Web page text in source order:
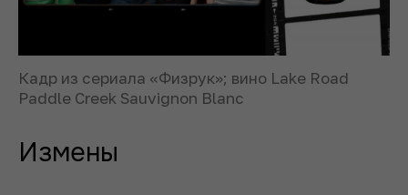
Кадр из сериала «Физрук»; вино Lake Road
Paddle Creek Sauvignon Blanc
Измены